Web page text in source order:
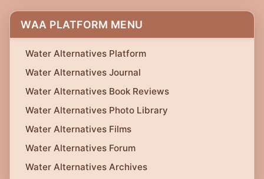
WAA PLATFORM MENU
Water Alternatives Platform
Water Alternatives Journal
Water Alternatives Book Reviews
Water Alternatives Photo Library
Water Alternatives Films
Water Alternatives Forum
Water Alternatives Archives